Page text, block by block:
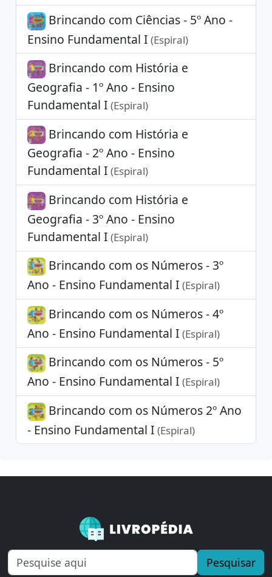
Brincando com Ciências - 5º Ano -
Ensino Fundamental I (Espiral)
Brincando com História e
Geografia - 1º Ano - Ensino
Fundamental I (Espiral)
Brincando com História e
Geografia - 2º Ano - Ensino
Fundamental I (Espiral)
Brincando com História e
Geografia - 3º Ano - Ensino
Fundamental I (Espiral)
Brincando com os Números - 3º
Ano - Ensino Fundamental I (Espiral)
Brincando com os Números - 4º
Ano - Ensino Fundamental I (Espiral)
Brincando com os Números - 5º
Ano - Ensino Fundamental I (Espiral)
Brincando com os Números 2º Ano
- Ensino Fundamental I (Espiral)
Pesquisar